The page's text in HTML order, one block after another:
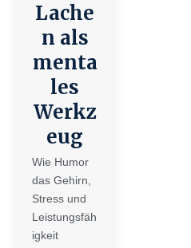
Lache
n als
menta
les
Werkz
eug
Wie Humor
das Gehirn,
Stress und
Leistungsfäh
igkeit